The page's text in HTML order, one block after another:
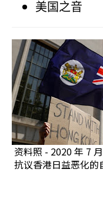
美国之音
资料照 - 2020 年 7
抗议香港日益恶化